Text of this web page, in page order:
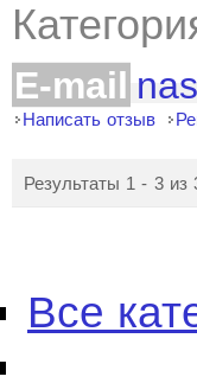
E-mail
Написать отзыв
Результаты 1 - 3 из
Все